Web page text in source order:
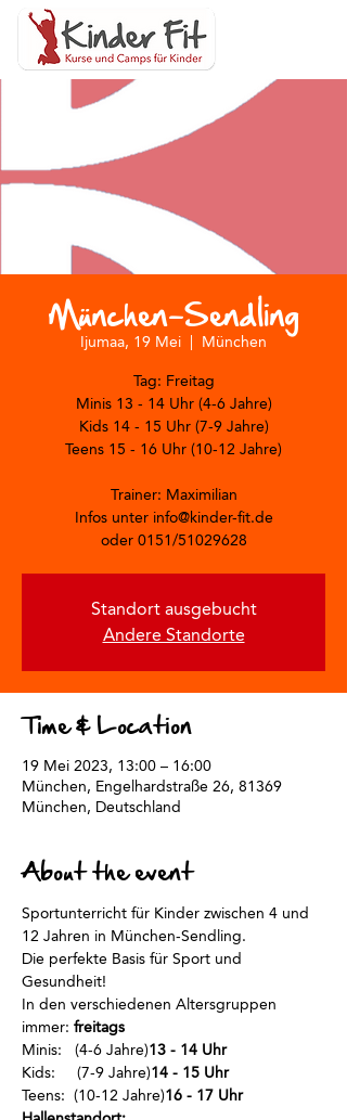
München-Sendling
Ijumaa, 19 Mei München
Tag: Freitag
Minis 13 - 14 Uhr (4-6 Jahre)
Kids 14 - 15 Uhr (7-9 Jahre)
Teens 15 - 16 Uhr (10-12 Jahre)
Trainer: Maximilian
Infos unter info@kinder-fit.de
oder 0151/51029628
Standort ausgebucht
Andere Standorte
Time & Location
19 Mei 2023, 13:00 – 16:00
München, Engelhardstraße 26, 81369
München, Deutschland
About the event
Sportunterricht für Kinder zwischen 4 und
12 Jahren in München-Sendling.
Die perfekte Basis für Sport und
Gesundheit!
In den verschiedenen Altersgruppen
immer: freitags
Minis:
(4-6 Jahre)13 - 14 Uhr
Kids:
(7-9 Jahre)14 - 15 Uhr
Teens: (10-12 Jahre)16 - 17 Uhr